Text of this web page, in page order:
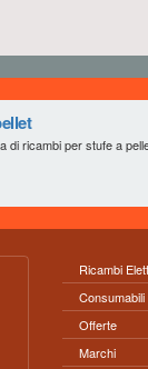
di ricambi per stufe a
Ricambi
Consumabili
Offerte
Marchi